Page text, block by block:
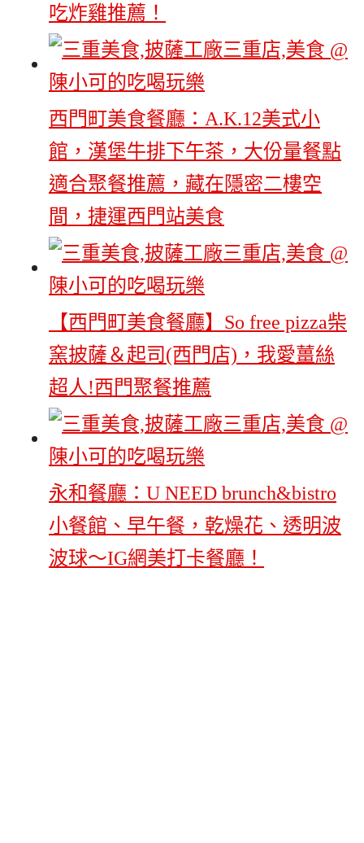
吃炸雞推薦！
西門町美食餐廳：A.K.12美式小
館，漢堡牛排下午茶，大份量餐點
適合聚餐推薦，藏在隱密二樓空
間，捷運西門站美食
【西門町美食餐廳】So free pizza柴
窯披薩＆起司(西門店)，我愛薑絲
超人!西門聚餐推薦
永和餐廳：U NEED brunch&bistro
小餐館、早午餐，乾燥花、透明波
波球～IG網美打卡餐廳！